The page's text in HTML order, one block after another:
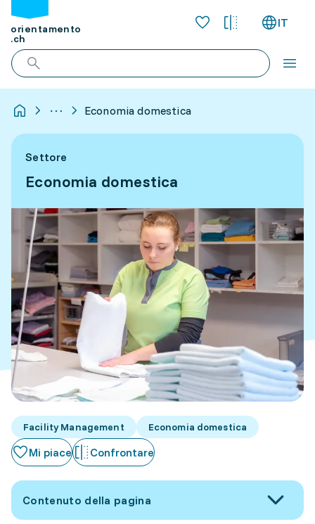
orientamento
.ch
IT
Economia domestica
Settore
Economia domestica
Facility Management Economia domestica
Mi piace Confrontare
Contenuto della pagina